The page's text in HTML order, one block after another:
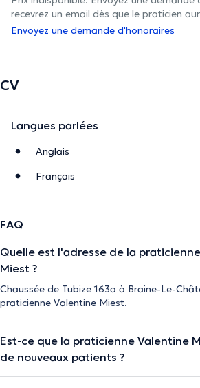
recevrez un email dès que le praticien
Envoyez une demande d'honoraires
CV
Langues parlées
Anglais
Français
FAQ
Quelle est l'adresse de la
Miest ?
Chaussée de Tubize 163a à Braine-Le-
praticienne Valentine Miest.
Est-ce que la praticienne Valentine
de nouveaux patients ?